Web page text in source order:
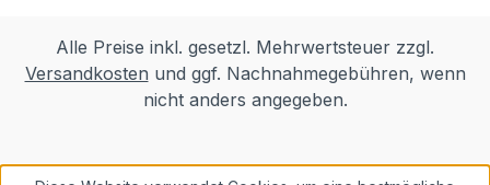
Alle Preise inkl. gesetzl. Mehrwertsteuer zzgl.
Versandkosten und ggf. Nachnahmegebühren, wenn
nicht anders angegeben.